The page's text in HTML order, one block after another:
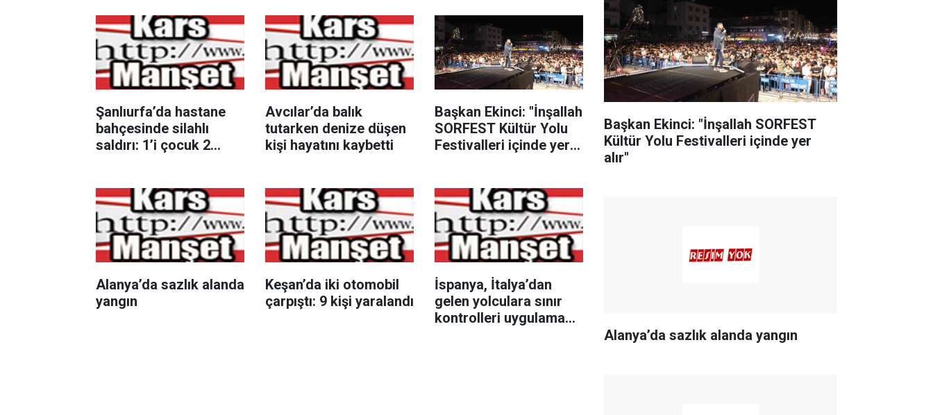
Şanlıurfa’da hastane
bahçesinde silahlı
saldırı: 1’i çocuk 2
Avcılar’da balık
tutarken denize düşen
kişi hayatını kaybetti
Başkan Ekinci: "İnşallah
SORFEST Kültür Yolu
Festivalleri içinde yer
Alanya’da sazlık alanda
yangın
Keşan’da iki otomobil
çarpıştı: 9 kişi yaralandı
İspanya, İtalya’dan
gelen yolculara sınır
kontrolleri uygulama
Başkan Ekinci: "İnşallah SORFEST
Kültür Yolu Festivalleri içinde yer
alır"
Alanya’da sazlık alanda yangın